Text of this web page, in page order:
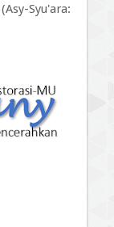
(Asy-Syu'ara: